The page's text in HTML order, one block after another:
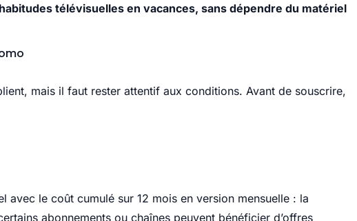
télévisuelles en vacances, sans dépendre du matériel
mais il faut rester attentif aux conditions. Avant de souscrire,
avec le coût cumulé sur 12 mois en version mensuelle : la
abonnements ou chaînes peuvent bénéficier d’offres